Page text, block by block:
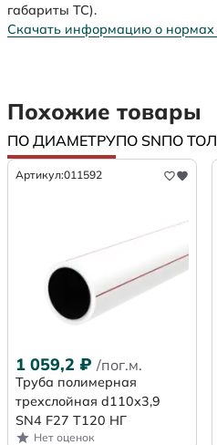
габариты ТС).
Скачать информацию о нормах
Похожие товары
ПО ДИАМЕТРУПО SNПО
Артикул:011592
1 059,2 ₽ /пог.м.
Труба полимерная
трехслойная d110х3,9
SN4 F27 Т120 НГ
Нет оценок